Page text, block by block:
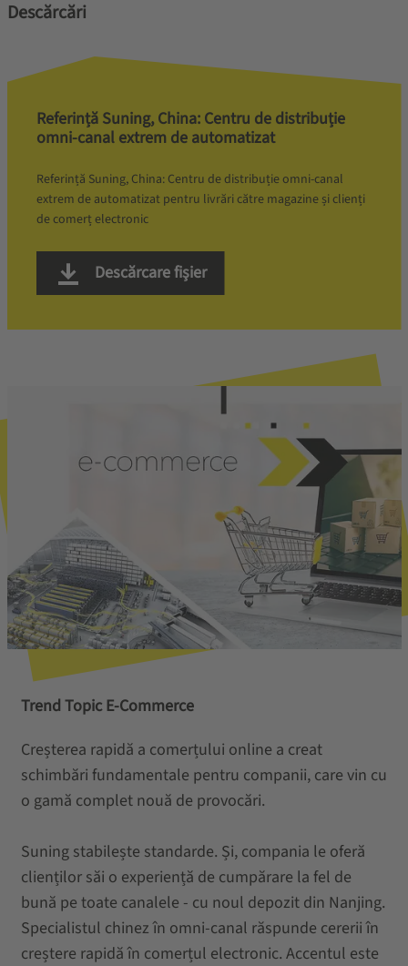
Descărcări
Referință Suning, China: Centru de distribuție
omni-canal extrem de automatizat
Referință Suning, China: Centru de distribuție omni-canal
extrem de automatizat pentru livrări către magazine și clienți
de comerț electronic
Descărcare fişier
Trend Topic E-Commerce
Creșterea rapidă a comerțului online a creat
schimbări fundamentale pentru companii, care vin cu
o gamă complet nouă de provocări.
Suning stabilește standarde. Și, compania le oferă
clienților săi o experiență de cumpărare la fel de
bună pe toate canalele - cu noul depozit din Nanjing.
Specialistul chinez în omni-canal răspunde cererii în
creștere rapidă în comerțul electronic. Accentul este